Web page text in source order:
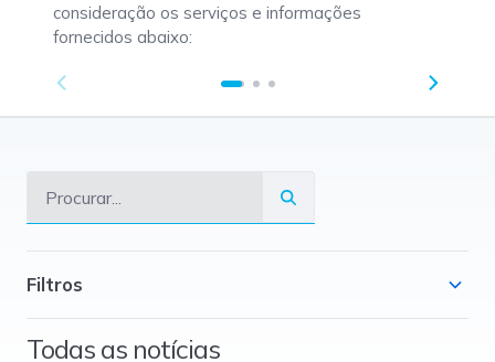
consideração os serviços e informações
fornecidos abaixo:
Filtros
Todas as notícias